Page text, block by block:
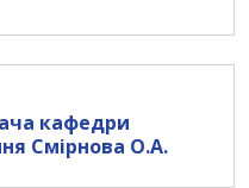
кафедри
Смірнова О.А.